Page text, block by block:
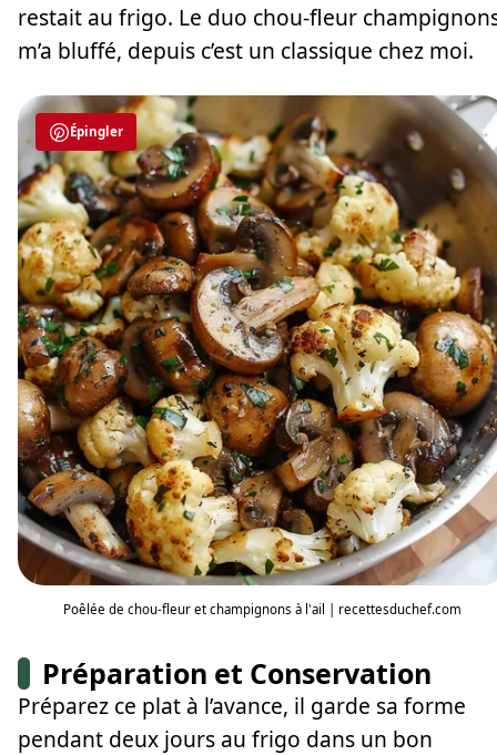
restait au frigo. Le duo chou-fleur
m’a bluffé, depuis c’est un classique chez moi.
Épingler
Poêlée de chou-fleur et champignons à l'ail | recettesduchef.com
Préparation et Conservation
Préparez ce plat à l’avance, il garde sa forme
pendant deux jours au frigo dans un bon